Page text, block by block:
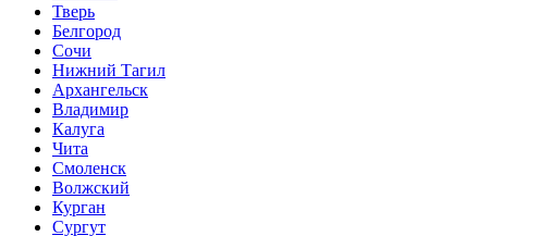
Тверь
Белгород
Сочи
Нижний Тагил
Архангельск
Владимир
Калуга
Чита
Смоленск
Волжский
Курган
Сургут